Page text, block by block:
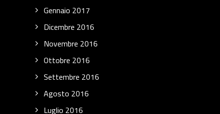
Gennaio 2017
Dicembre 2016
Novembre 2016
Ottobre 2016
Settembre 2016
Agosto 2016
Luglio 2016